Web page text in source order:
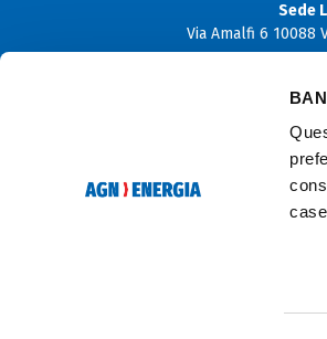
Sede
Via Amalfi 6 10088
€
P.
C.F. e N. iscrizione